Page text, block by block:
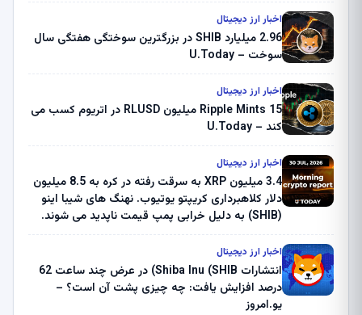
اخبار ارز دیجیتال
2.96 میلیارد SHIB در بزرگترین سوختگی هفتگی سال
سوخت – U.Today
اخبار ارز دیجیتال
Ripple Mints 15 میلیون RLUSD در اتریوم کسب می
کند – U.Today
اخبار ارز دیجیتال
3.4 میلیون XRP به سرقت رفته در کره به 8.5 میلیون
دلار کلاهبرداری کریپتو یوتیوب. نهنگ های شیبا اینو
(SHIB) به دلیل خرابی پمپ قیمت ناپدید می شوند.
ثبت کرد – گزارش کریپتو صبح – U.Today
اخبار ارز دیجیتال
انتشارات Shiba Inu (SHIB) در عرض چند ساعت 62
درصد افزایش یافت: چه چیزی پشت آن است؟ –
یو.امروز